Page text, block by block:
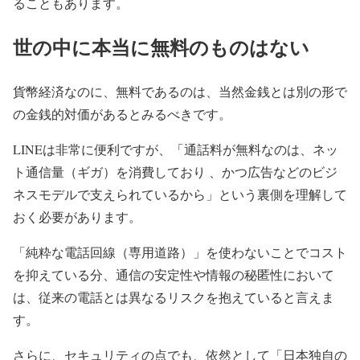
世の中に本当に無料のものはない
貨幣経済なのに、無料であるのは、当然金銭とは別の形で
の金銭的対価があるとみるべきです。
LINEは非常に便利ですが、「通話料が無料なのは、ネッ
ト通信量（ギガ）を消費しており 、かつ広告などのビジ
ネスモデルで支えられているから」という裏側を理解して
おく必要があります。
「純粋な電話回線（専用道路）」を使わないことでコスト
を抑えている分、通信の安定性や情報の秘匿性において
は、従来の電話とは異なるリスクを抱えていると言えま
す。
さらに、セキュリティの点でも、依然として「日本独自の